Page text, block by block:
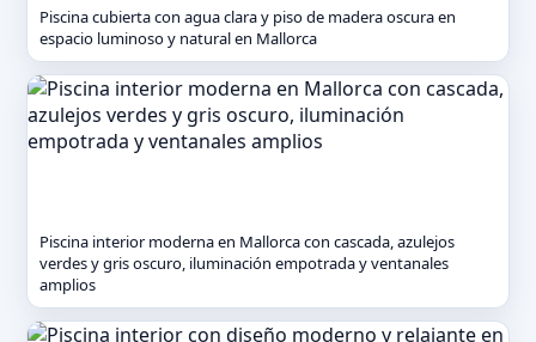
Piscina cubierta con agua clara y piso de madera oscura en
espacio luminoso y natural en Mallorca
Piscina interior moderna en Mallorca con cascada, azulejos
verdes y gris oscuro, iluminación empotrada y ventanales
amplios